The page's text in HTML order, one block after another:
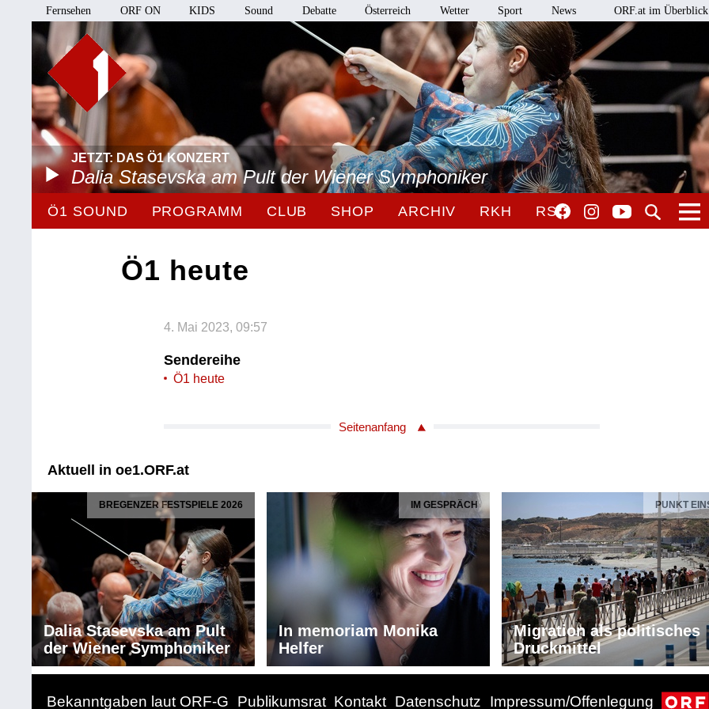
Fernsehen ORF ON KIDS Sound Debatte Österreich Wetter Sport News ORF.at im Überblick
JETZT: DAS Ö1 KONZERT
Dalia Stasevska am Pult der Wiener Symphoniker
Ö1 SOUND PROGRAMM CLUB SHOP ARCHIV RKH RSO
Ö1 heute
4. Mai 2023, 09:57
Sendereihe
Ö1 heute
Seitenanfang
Aktuell in oe1.ORF.at
BREGENZER FESTSPIELE 2026
Dalia Stasevska am Pult
der Wiener Symphoniker
IM GESPRÄCH
In memoriam Monika
Helfer
PUNKT
Migration als politisches
Druckmittel
Bekanntgaben laut ORF-G Publikumsrat Kontakt Datenschutz Impressum/Offenlegung